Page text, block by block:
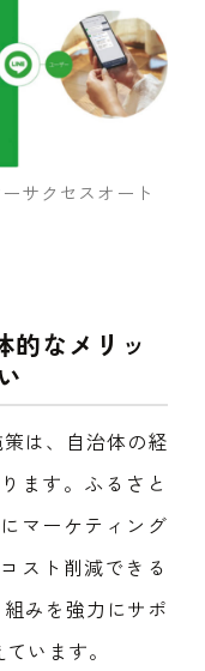
サクセスオート
的なメリッ
は、自治体の経
ます。ふるさと
マーケティング
スト削減できる
みを強力にサポ
います。